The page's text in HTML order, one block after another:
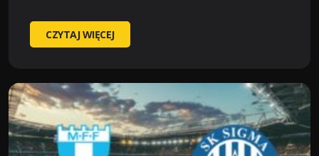
ZRINJSKI
–
(2025-
08-
21
20:00)
KURSY,
CZYTAJ WIĘCEJ